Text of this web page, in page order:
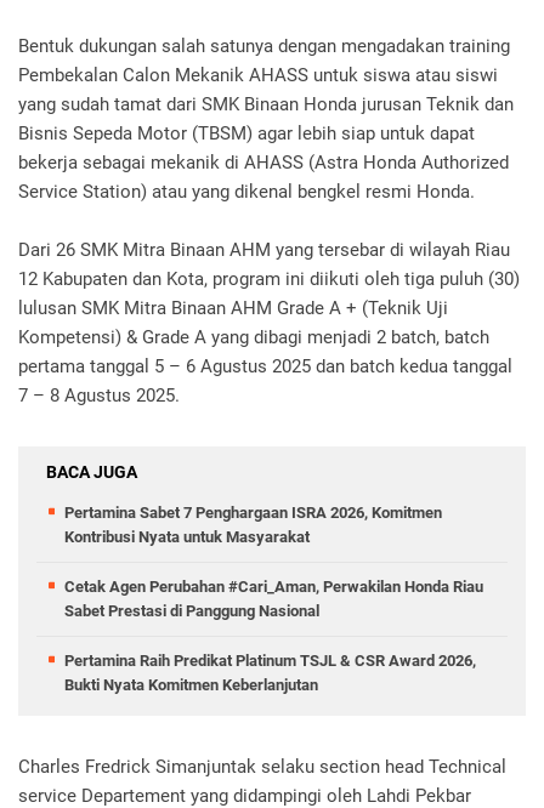
Bentuk dukungan salah satunya dengan mengadakan training
Pembekalan Calon Mekanik AHASS untuk siswa atau siswi
yang sudah tamat dari SMK Binaan Honda jurusan Teknik dan
Bisnis Sepeda Motor (TBSM) agar lebih siap untuk dapat
bekerja sebagai mekanik di AHASS (Astra Honda Authorized
Service Station) atau yang dikenal bengkel resmi Honda.
Dari 26 SMK Mitra Binaan AHM yang tersebar di wilayah Riau
12 Kabupaten dan Kota, program ini diikuti oleh tiga puluh (30)
lulusan SMK Mitra Binaan AHM Grade A + (Teknik Uji
Kompetensi) & Grade A yang dibagi menjadi 2 batch, batch
pertama tanggal 5 – 6 Agustus 2025 dan batch kedua tanggal
7 – 8 Agustus 2025.
BACA JUGA
Pertamina Sabet 7 Penghargaan ISRA 2026, Komitmen
Kontribusi Nyata untuk Masyarakat
Cetak Agen Perubahan #Cari_Aman, Perwakilan Honda Riau
Sabet Prestasi di Panggung Nasional
Pertamina Raih Predikat Platinum TSJL & CSR Award 2026,
Bukti Nyata Komitmen Keberlanjutan
Charles Fredrick Simanjuntak selaku section head Technical
service Departement yang didampingi oleh Lahdi Pekbar